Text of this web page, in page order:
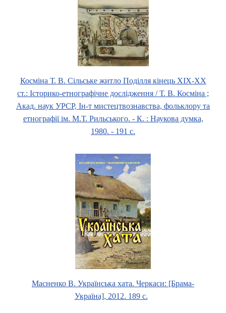
Косміна Т. В. Сільське житло Поділля кінець XIX-XX
ст.: Історико-етнографічне дослідження / Т. В. Косміна ;
Акад. наук УРСР, Ін-т мистецтвознавства, фольклору та
етнографії ім. М.Т. Рильського. - К. : Наукова думка,
1980. - 191 с.
Масненко В. Українська хата. Черкаси: [Брама-
Україна], 2012. 189 c.